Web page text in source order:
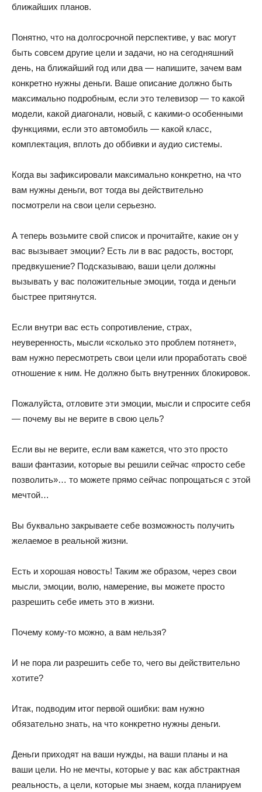
ближайших планов.
Понятно, что на долгосрочной перспективе, у вас могут
быть совсем другие цели и задачи, но на сегодняшний
день, на ближайший год или два — напишите, зачем вам
конкретно нужны деньги. Ваше описание должно быть
максимально подробным, если это телевизор — то какой
модели, какой диагонали, новый, с какими-о особенными
функциями, если это автомобиль — какой класс,
комплектация, вплоть до оббивки и аудио системы.
Когда вы зафиксировали максимально конкретно, на что
вам нужны деньги, вот тогда вы действительно
посмотрели на свои цели серьезно.
А теперь возьмите свой список и прочитайте, какие он у
вас вызывает эмоции? Есть ли в вас радость, восторг,
предвкушение? Подсказываю, ваши цели должны
вызывать у вас положительные эмоции, тогда и деньги
быстрее притянутся.
Если внутри вас есть сопротивление, страх,
неуверенность, мысли «сколько это проблем потянет»,
вам нужно пересмотреть свои цели или проработать своё
отношение к ним. Не должно быть внутренних блокировок.
Пожалуйста, отловите эти эмоции, мысли и спросите себя
— почему вы не верите в свою цель?
Если вы не верите, если вам кажется, что это просто
ваши фантазии, которые вы решили сейчас «просто себе
позволить»… то можете прямо сейчас попрощаться с этой
мечтой…
Вы буквально закрываете себе возможность получить
желаемое в реальной жизни.
Есть и хорошая новость! Таким же образом, через свои
мысли, эмоции, волю, намерение, вы можете просто
разрешить себе иметь это в жизни.
Почему кому-то можно, а вам нельзя?
И не пора ли разрешить себе то, чего вы действительно
хотите?
Итак, подводим итог первой ошибки: вам нужно
обязательно знать, на что конкретно нужны деньги.
Деньги приходят на ваши нужды, на ваши планы и на
ваши цели. Но не мечты, которые у вас как абстрактная
реальность, а цели, которые мы знаем, когда планируем